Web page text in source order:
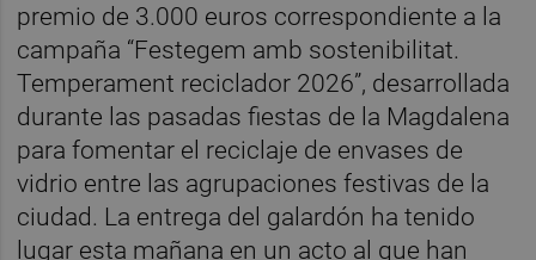
premio de 3.000 euros correspondiente a la
campaña “Festegem amb sostenibilitat.
Temperament reciclador 2026”, desarrollada
durante las pasadas fiestas de la Magdalena
para fomentar el reciclaje de envases de
vidrio entre las agrupaciones festivas de la
ciudad. La entrega del galardón ha tenido
lugar esta mañana en un acto al que han